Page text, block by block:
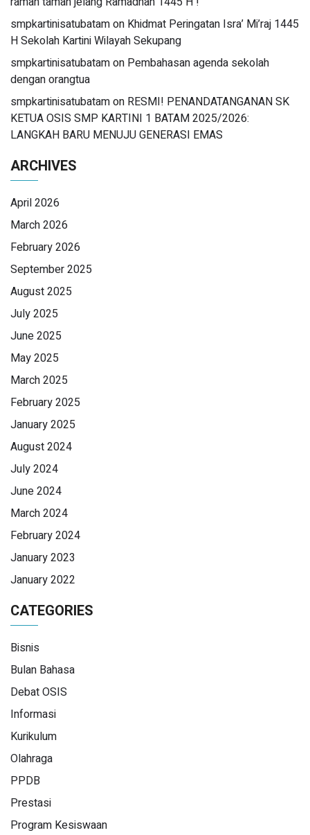
smpkartinisatubatamon Khidmat Peringatan Isra’ Mi’raj 1445
H Sekolah Kartini Wilayah Sekupang
smpkartinisatubatamon Pembahasan agenda sekolah
dengan orangtua
smpkartinisatubatamon RESMI! PENANDATANGANAN SK
KETUA OSIS SMP KARTINI 1 BATAM 2025/2026:
LANGKAH BARU MENUJU GENERASI EMAS
ARCHIVES
April 2026
March 2026
February 2026
September 2025
August 2025
July 2025
June 2025
May 2025
March 2025
February 2025
January 2025
August 2024
July 2024
June 2024
March 2024
February 2024
January 2023
January 2022
CATEGORIES
Bisnis
Bulan Bahasa
Debat OSIS
Informasi
Kurikulum
Olahraga
PPDB
Prestasi
Program Kesiswaan